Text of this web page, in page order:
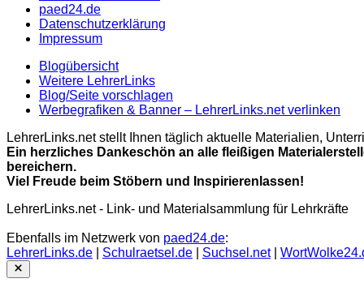
paed24.de
Datenschutzerklärung
Impressum
Blogübersicht
Weitere LehrerLinks
Blog/Seite vorschlagen
Werbegrafiken & Banner – LehrerLinks.net verlinken
LehrerLinks.net stellt Ihnen täglich aktuelle Materialien,
Ein herzliches Dankeschön an alle fleißigen
bereichern.
Viel Freude beim Stöbern und Inspirierenlassen!
LehrerLinks.net - Link- und Materialsammlung für Lehrkräfte
Ebenfalls im Netzwerk von paed24.de:
LehrerLinks.de
Schulraetsel.de Suchsel.net|
Close